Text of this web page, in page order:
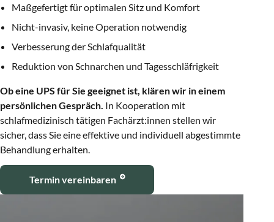
Maßgefertigt für optimalen Sitz und Komfort
Nicht-invasiv, keine Operation notwendig
Verbesserung der Schlafqualität
Reduktion von Schnarchen und Tagesschläfrigkeit
Ob eine UPS für Sie geeignet ist, klären wir in einem
persönlichen Gespräch. In Kooperation mit
schlafmedizinisch tätigen Fachärzt:innen stellen wir
sicher, dass Sie eine effektive und individuell abgestimmte
Behandlung erhalten.
Termin vereinbaren